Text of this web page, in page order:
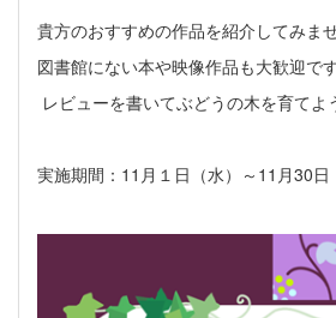
貴方のおすすめの作品を紹介してみま
図書館にない本や映像作品も大歓迎で
レビューを書いてぶどうの木を育てよ
実施期間：11月１日（水）～11月30日